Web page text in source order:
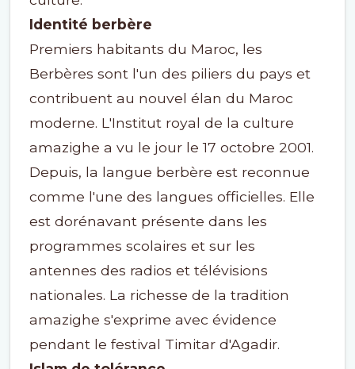
Identité berbère
Premiers habitants du Maroc, les
Berbères sont l'un des piliers du pays et
contribuent au nouvel élan du Maroc
moderne. L'Institut royal de la culture
amazighe a vu le jour le 17 octobre 2001.
Depuis, la langue berbère est reconnue
comme l'une des langues officielles. Elle
est dorénavant présente dans les
programmes scolaires et sur les
antennes des radios et télévisions
nationales. La richesse de la tradition
amazighe s'exprime avec évidence
pendant le festival Timitar d'Agadir.